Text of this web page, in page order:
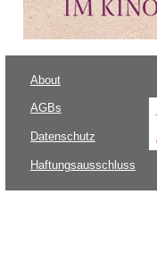
About
AGBs
Datenschutz
Haftungsausschluss